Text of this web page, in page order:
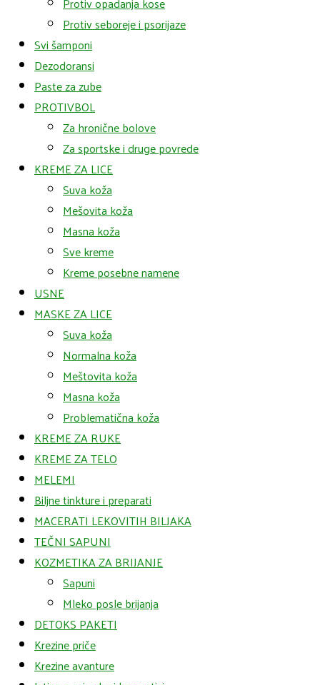
Protiv seboreje i psorijaze
Svi šamponi
Dezodoransi
Paste za zube
PROTIVBOL
Za hronične bolove
Za sportske i druge povrede
KREME ZA LICE
Suva koža
Mešovita koža
Masna koža
Sve kreme
Kreme posebne namene
USNE
MASKE ZA LICE
Suva koža
Normalna koža
Meštovita koža
Masna koža
Problematična koža
KREME ZA RUKE
KREME ZA TELO
MELEMI
Biljne tinkture i preparati
MACERATI LEKOVITIH BILJAKA
TEČNI SAPUNI
KOZMETIKA ZA BRIJANJE
Sapuni
Mleko posle brijanja
DETOKS PAKETI
Krezine priče
Krezine avanture